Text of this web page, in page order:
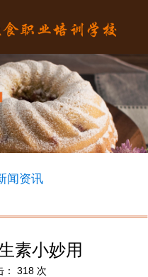
闻资讯
素小妙用
： 318 次